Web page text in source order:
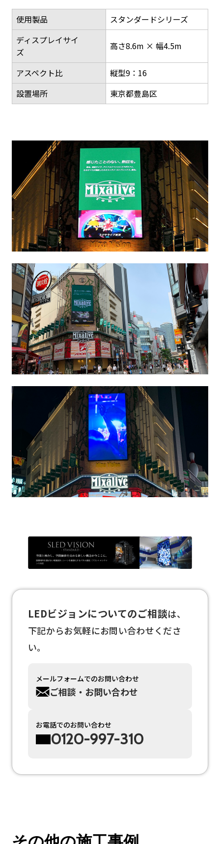
使用製品
スタンダードシリーズ
ディスプレイサイ
ズ
高さ8.6m × 幅4.5m
アスペクト比
縦型9：16
設置場所
東京都豊島区
LEDビジョンについてのご相談は、
下記からお気軽にお問い合わせくださ
い。
メールフォームでのお問い合わせ
ご相談・お問い合わせ
お電話でのお問い合わせ
0120-997-310